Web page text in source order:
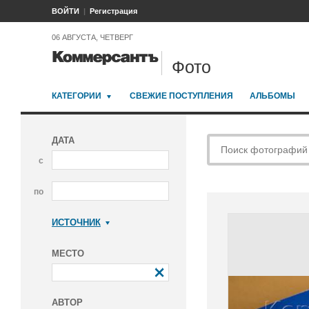
ВОЙТИ Регистрация
06 АВГУСТА, ЧЕТВЕРГ
Фото
КАТЕГОРИИ СВЕЖИЕ ПОСТУПЛЕНИЯ АЛЬБОМЫ
ДАТА
с
по
ИСТОЧНИК
МЕСТО
АВТОР